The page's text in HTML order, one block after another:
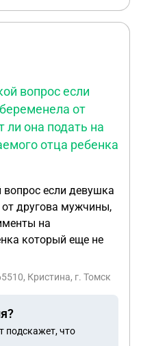
службы при
и он
вопрос если
от
она подать на
отца ребенка
вопрос если девушка
другова мужчины,
на
который еще не
Кристина, г. Томск
подскажет, что